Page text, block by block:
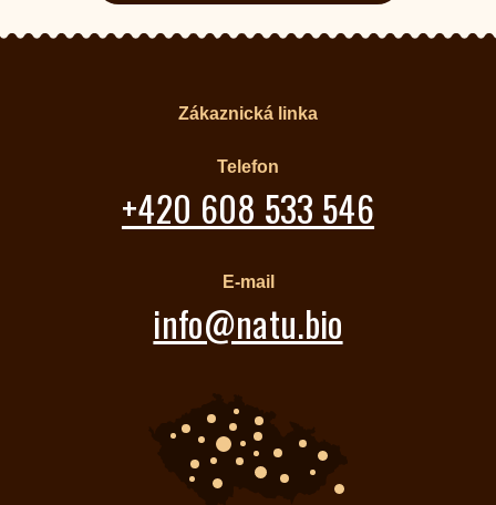
Zákaznická linka
Telefon
+420 608 533 546
E-mail
info@natu.bio